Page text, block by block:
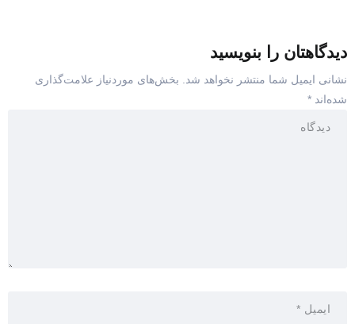
دیدگاهتان را بنویسید
نشانی ایمیل شما منتشر نخواهد شد.
بخش‌های موردنیاز علامت‌گذاری
شده‌اند *